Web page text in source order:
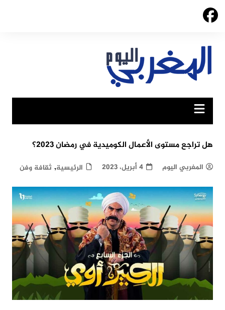
Skip
هل تراجع مستوى الأعمال الكوميدية في رمضان 2023؟
المغربي اليوم 4 أبريل، 2023 الرئيسية, ثقافة وفن